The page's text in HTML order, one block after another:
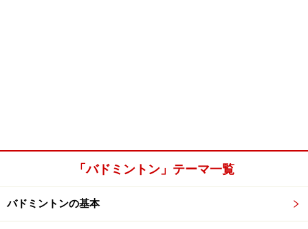
「バドミントン」テーマ一覧
バドミントンの基本